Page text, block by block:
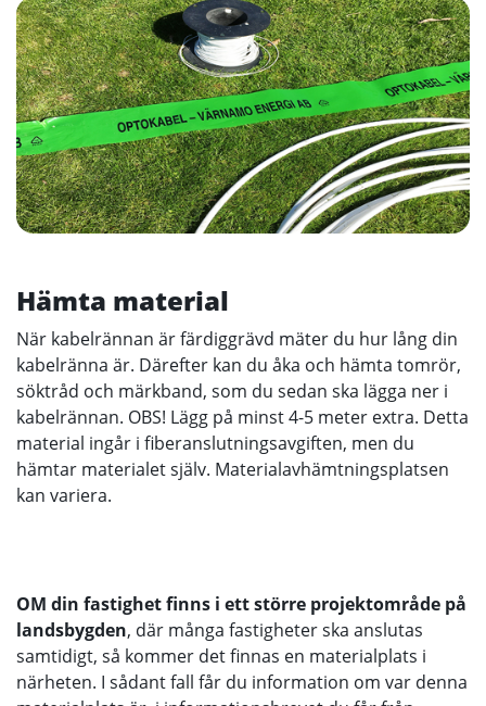
Hämta material
När kabelrännan är färdiggrävd mäter du hur lång din
kabelränna är. Därefter kan du åka och hämta tomrör,
söktråd och märkband, som du sedan ska lägga ner i
kabelrännan. OBS! Lägg på minst 4-5 meter extra. Detta
material ingår i fiberanslutningsavgiften, men du
hämtar materialet själv. Materialavhämtningsplatsen
kan variera.
OM din fastighet finns i ett större projektområde på
landsbygden, där många fastigheter ska anslutas
samtidigt, så kommer det finnas en materialplats i
närheten. I sådant fall får du information om var denna